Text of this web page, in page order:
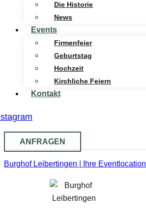
Die Historie
News
Events
Firmenfeier
Geburtstag
Hochzeit
Kirchliche Feiern
Kontakt
ANFRAGEN
Burghof Leibertingen | Ihre Eventlocation